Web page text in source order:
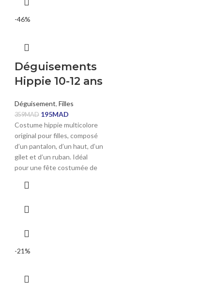
-46%
Déguisements
Hippie 10-12 ans
Déguisement, Filles
359MAD 195MAD
Costume hippie multicolore
original pour filles, composé
d’un pantalon, d’un haut, d’un
gilet et d’un ruban. Idéal
pour une fête costumée de
-21%